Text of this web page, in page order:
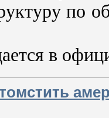
по
в